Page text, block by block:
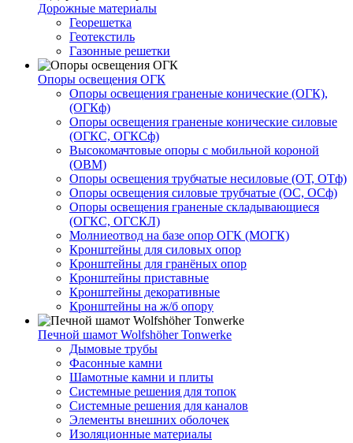
Дорожные материалы
Георешетка
Геотекстиль
Газонные решетки
Опоры освещения ОГК
Опоры освещения граненые конические (ОГК),
(ОГКф)
Опоры освещения граненые конические силовые
(ОГКС, ОГКСф)
Высокомачтовые опоры с мобильной короной
(ОВМ)
Опоры освещения трубчатые несиловые (ОТ, ОТф)
Опоры освещения силовые трубчатые (ОС, ОСф)
Опоры освещения граненые складывающиеся
(ОГКС, ОГСКЛ)
Молниеотвод на базе опор ОГК (МОГК)
Кронштейны для силовых опор
Кронштейны для гранёных опор
Кронштейны приставные
Кронштейны декоративные
Кронштейны на ж/б опору
Печной шамот Wolfshöher Tonwerke
Дымовые трубы
Фасонные камни
Шамотные камни и плиты
Системные решения для топок
Системные решения для каналов
Элементы внешних оболочек
Изоляционные материалы